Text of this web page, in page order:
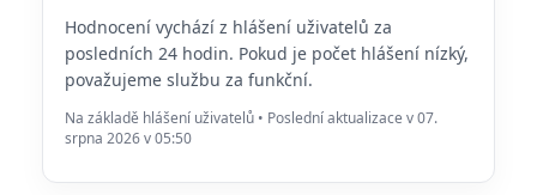
Hodnocení vychází z hlášení uživatelů za
posledních 24 hodin. Pokud je počet hlášení nízký,
považujeme službu za funkční.
Na základě hlášení uživatelů • Poslední aktualizace v 07.
srpna 2026 v 05:50